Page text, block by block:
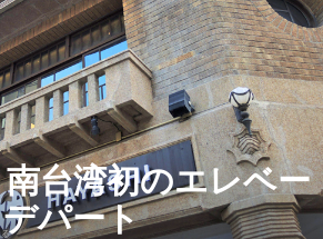
台湾初のエレベー
パート